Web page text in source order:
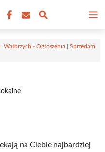
Wałbrzych - Ogłoszenia | Sprzedam
na Ciebie najbardziej